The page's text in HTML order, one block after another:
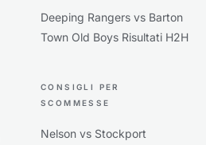
Deeping Rangers vs Barton
Town Old Boys Risultati H2H
CONSIGLI PER
SCOMMESSE
Nelson vs Stockport